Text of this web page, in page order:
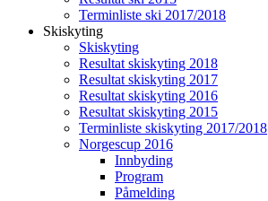
Terminliste ski 2017/2018
Skiskyting
Skiskyting
Resultat skiskyting 2018
Resultat skiskyting 2017
Resultat skiskyting 2016
Resultat skiskyting 2015
Terminliste skiskyting 2017/2018
Norgescup 2016
Innbyding
Program
Påmelding